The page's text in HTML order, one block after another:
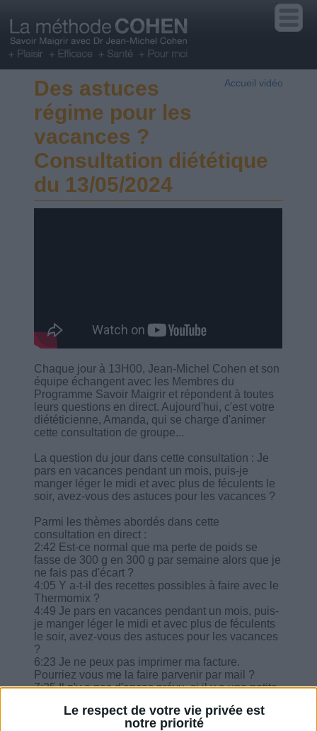
Le respect de votre vie privée est
notre priorité
Accueil vidéo
Des astuces
régime pour les
vacances ?
Consultation diététique
du 13/05/2024
Chaque jour à 13H00, Jean-Michel Cohen et son
équipe échangent avec les Membres du
Programme Savoir Maigrir et répondent à toutes
leurs questions en direct. Aujourd'hui, c'est votre
diététicienne, Amanda, qui se charge d'animer
cette consultation de groupe...
La question du jour dans cette consultation : Je
pars en vacances pendant un mois, puis-je
manger léger le midi et avec plus de féculents le
soir, avez-vous des astuces pour les vacances ?
Parmi les thèmes abordés dans cette
consultation en direct :
2:42 Est-ce normal que ma perte de poids se
fasse de 300 g en 300 g par semaine alors que je
ne fais pas d'écart ?
4:05 Y a-t-il des recettes possibles à faire avec le
Thermomix ?
4:49 Je pars en vacances pendant un mois, puis-
je manger léger le midi et avec plus de féculents
le soir, avez-vous des astuces pour les vacances
?
6:23 Je ne peux pas imprimer ma facture.
Pourriez vous me la faire parvenir par mail ?
7:25 Il n'y a pas d'encas prévu, si il y a une petite
8:45 Sur la compote sans sucre puis-je les faire